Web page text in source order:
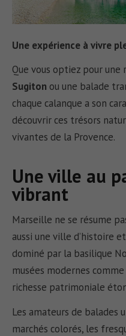
Une expérience à vivre
Que vous optiez pour
Sugiton ou une balade
chaque calanque a son
découvrir ces trésors
vivantes de la Provence.
Une ville au
vibrant
Marseille ne se résume
aussi une ville d’histoire
dominé par la basilique
musées modernes
richesse patrimoniale
Les amateurs de balades
marchés colorés, les